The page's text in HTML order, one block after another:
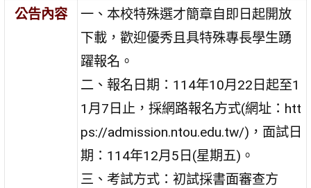
公告內容
一、本校特殊選才簡章自即日起開放
下載，歡迎優秀且具特殊專長學生踴
躍報名。
二、報名日期：114年10月22日起至1
1月7日止，採網路報名方式(網址：htt
ps://admission.ntou.edu.tw/)，面試日
期：114年12月5日(星期五)。
三、考試方式：初試採書面審查方